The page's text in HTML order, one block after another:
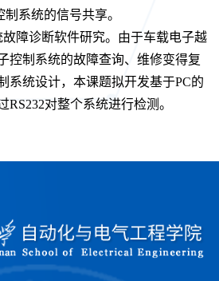
系统的信号共享。
故障诊断软件研究。由于车载电子越
控制系统的故障查询、维修变得复
系统设计，本课题拟开发基于PC的
对整个系统进行检测。